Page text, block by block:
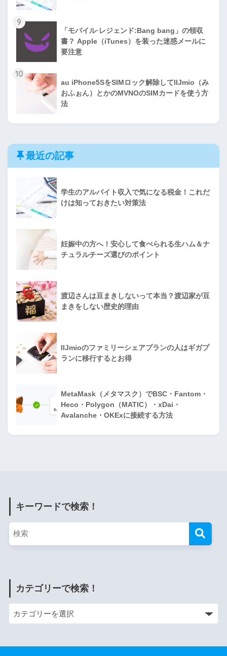
9
「モバイル·レジェンド:Bang bang」の領収
書？ Apple（iTunes）を装った迷惑メールに
要注意
10
au iPhone5SをSIMロック解除してIIJmio（み
おふぉん）とかのMVNOのSIMカードを使う方
法
最近の記事
学生のアルバイト収入で気になる税金！これだ
けは知っておきたい対策法
妊娠中の方へ！安心して食べられる生ハム＆ナ
チュラルチーズ選びのポイント
渡辺さんは豆まきしないって本当？渡辺家が豆
まきをしない歴史的理由
IIJmioのファミリーシェアプランの人はギガプ
ランに移行するとお得
MetaMask（メタマスク）でBSC・Fantom・
Heco・Polygon（MATIC）・xDai・
Avalanche・OKExに接続する方法
キーワードで検索！
カテゴリーで検索！